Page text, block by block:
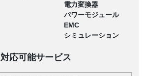
電力変換器
パワーモジュール
EMC
シミュレーション
対応可能サービス